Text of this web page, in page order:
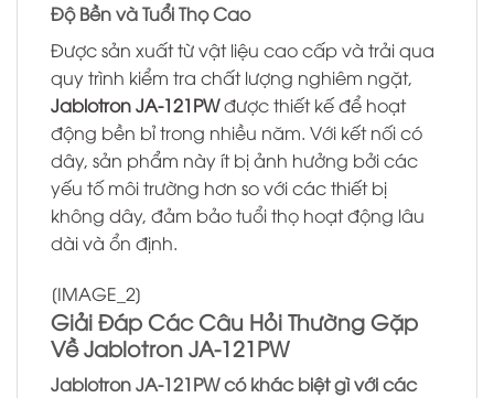
Độ Bền và Tuổi Thọ Cao
Được sản xuất từ vật liệu cao cấp và trải qua
quy trình kiểm tra chất lượng nghiêm ngặt,
Jablotron JA-121PWđược thiết kế để hoạt
động bền bỉ trong nhiều năm. Với kết nối có
dây, sản phẩm này ít bị ảnh hưởng bởi các
yếu tố môi trường hơn so với các thiết bị
không dây, đảm bảo tuổi thọ hoạt động lâu
dài và ổn định.
[IMAGE_2]
Giải Đáp Các Câu Hỏi Thường Gặp
Về Jablotron JA-121PW
Jablotron JA-121PW có khác biệt gì với các